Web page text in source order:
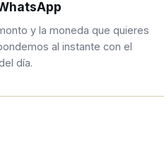
y la moneda que quieres
al instante con el
día.